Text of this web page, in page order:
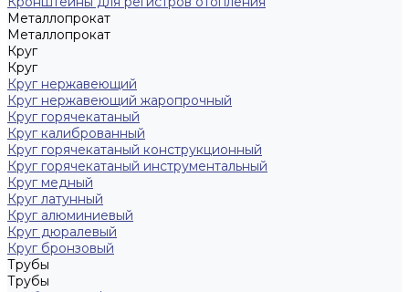
Металлопрокат
Металлопрокат
Круг
Круг
Круг нержавеющий
Круг нержавеющий жаропрочный
Круг горячекатаный
Круг калиброванный
Круг горячекатаный конструкционный
Круг горячекатаный инструментальный
Круг медный
Круг латунный
Круг алюминиевый
Круг дюралевый
Круг бронзовый
Трубы
Трубы